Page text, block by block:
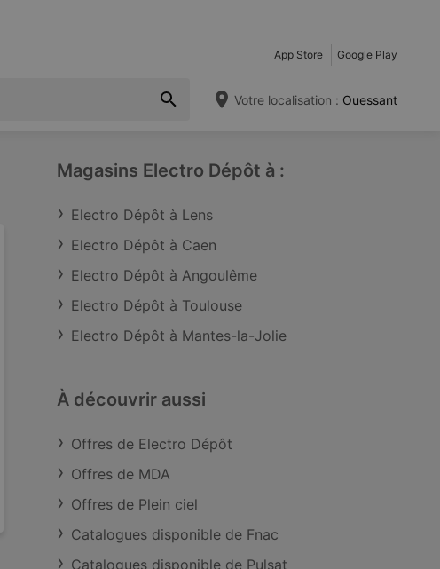
App Store Google Play
Votre localisation : Ouessant
Magasins Electro Dépôt à :
Electro Dépôt à Lens
Electro Dépôt à Caen
Electro Dépôt à Angoulême
Electro Dépôt à Toulouse
Electro Dépôt à Mantes-la-Jolie
À découvrir aussi
Offres de Electro Dépôt
Offres de MDA
Offres de Plein ciel
Catalogues disponible de Fnac
Catalogues disponible de Pulsat